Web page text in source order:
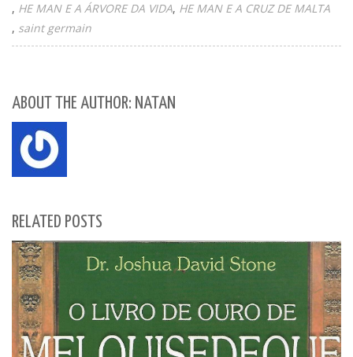
HE MAN E A ÁRVORE DA VIDA HE MAN E A CRUZ DE MALTA
saint germain
ABOUT THE AUTHOR: NATAN
RELATED POSTS